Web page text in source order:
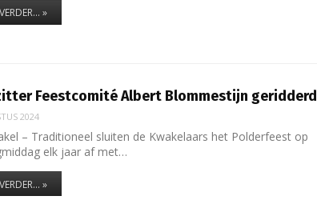
»
Feestcomité Albert Blommestijn geridderd
2024
– Traditioneel sluiten de Kwakelaars het Polderfeest op
elk jaar af met…
»